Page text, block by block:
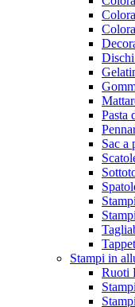
Pasta
Sac a
Stampi in
Ruoti